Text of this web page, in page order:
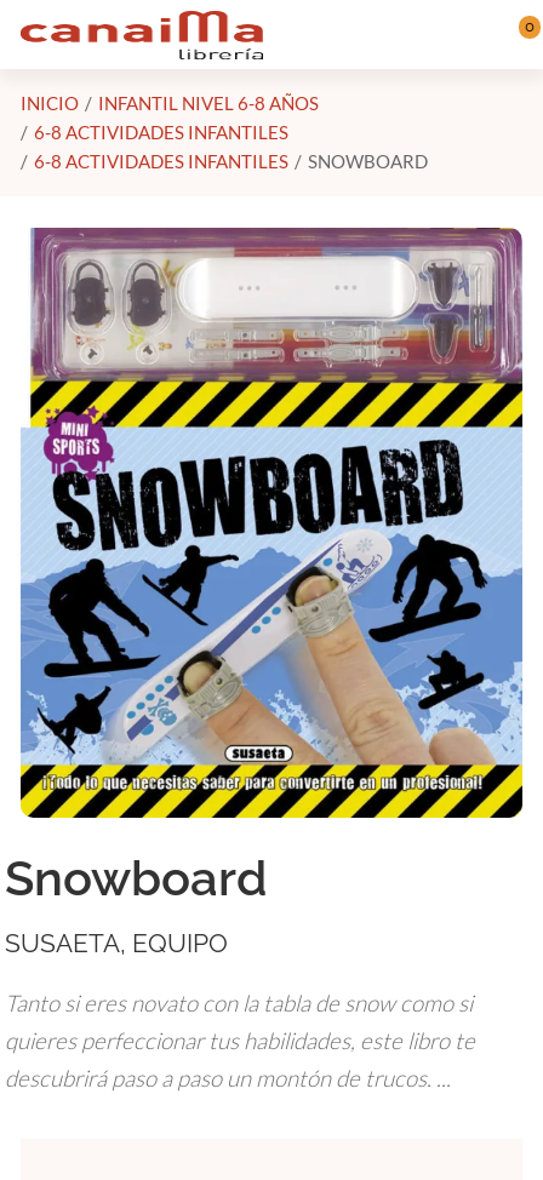
Saltar al contenido principal 0
INICIO
INFANTIL NIVEL 6-8 AÑOS
6-8 ACTIVIDADES INFANTILES
6-8 ACTIVIDADES INFANTILES
SNOWBOARD
Snowboard
SUSAETA, EQUIPO
Tanto si eres novato con la tabla de snow como si
quieres perfeccionar tus habilidades, este libro te
descubrirá paso a paso un montón de trucos. ...